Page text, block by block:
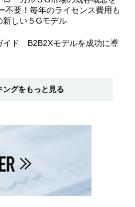
不要！毎年のライセンス費用も
しい５Gモデル
イド B2B2Xモデルを成功に導
ングをもっと見る